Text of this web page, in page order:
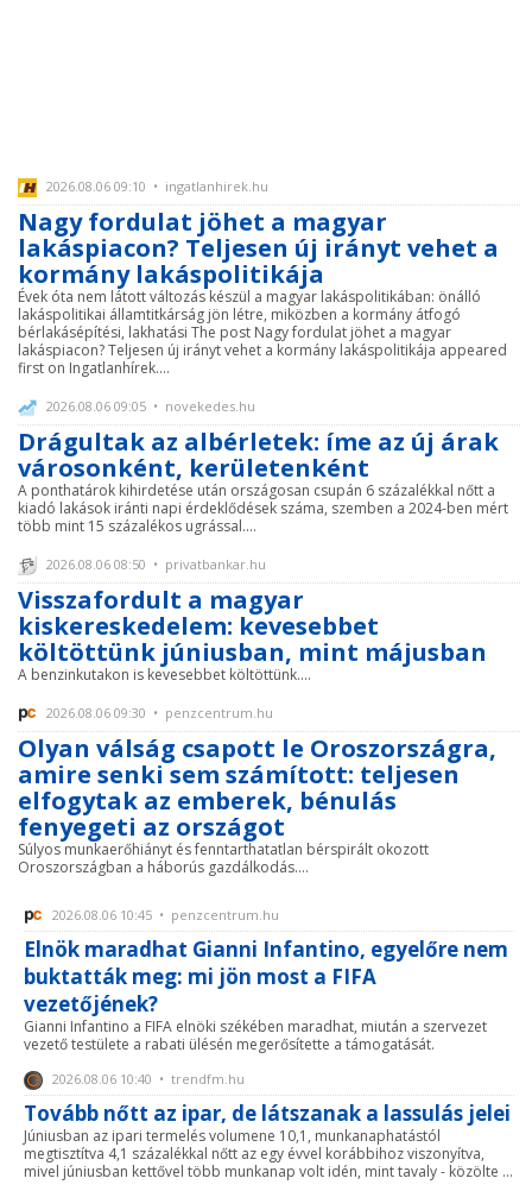
2026.08.06 09:10 • ingatlanhirek.hu
Nagy fordulat jöhet a magyar
lakáspiacon? Teljesen új irányt vehet a
kormány lakáspolitikája
Évek óta nem látott változás készül a magyar lakáspolitikában: önálló
lakáspolitikai államtitkárság jön létre, miközben a kormány átfogó
bérlakásépítési, lakhatási The post Nagy fordulat jöhet a magyar
lakáspiacon? Teljesen új irányt vehet a kormány lakáspolitikája appeared
first on Ingatlanhírek....
2026.08.06 09:05 • novekedes.hu
Drágultak az albérletek: íme az új árak
városonként, kerületenként
A ponthatárok kihirdetése után országosan csupán 6 százalékkal nőtt a
kiadó lakások iránti napi érdeklődések száma, szemben a 2024-ben mért
több mint 15 százalékos ugrással....
2026.08.06 08:50 • privatbankar.hu
Visszafordult a magyar
kiskereskedelem: kevesebbet
költöttünk júniusban, mint májusban
A benzinkutakon is kevesebbet költöttünk....
2026.08.06 09:30 • penzcentrum.hu
Olyan válság csapott le Oroszországra,
amire senki sem számított: teljesen
elfogytak az emberek, bénulás
fenyegeti az országot
Súlyos munkaerőhiányt és fenntarthatatlan bérspirált okozott
Oroszországban a háborús gazdálkodás....
2026.08.06 10:45 • penzcentrum.hu
Elnök maradhat Gianni Infantino, egyelőre nem
buktatták meg: mi jön most a FIFA
vezetőjének?
Gianni Infantino a FIFA elnöki székében maradhat, miután a szervezet
vezető testülete a rabati ülésén megerősítette a támogatását.
2026.08.06 10:40 • trendfm.hu
Tovább nőtt az ipar, de látszanak a lassulás jelei
Júniusban az ipari termelés volumene 10,1, munkanaphatástól
megtisztítva 4,1 százalékkal nőtt az egy évvel korábbihoz viszonyítva,
mivel júniusban kettővel több munkanap volt idén, mint tavaly - közölte ...